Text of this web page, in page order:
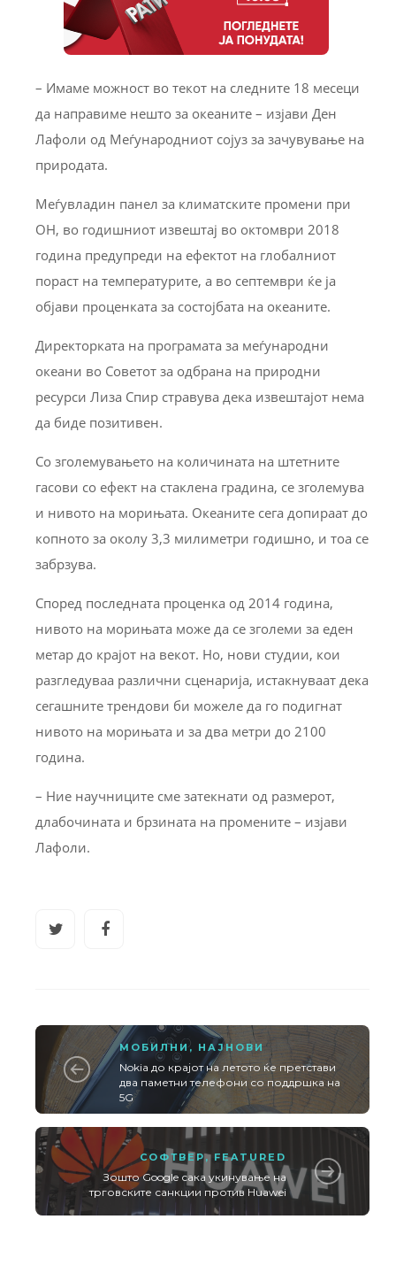
– Имаме можност во текот на следните 18 месеци
да направиме нешто за океаните – изјави Ден
Лафоли од Меѓународниот сојуз за зачувување на
природата.
Меѓувладин панел за климатските промени при
ОН, во годишниот извештај во октомври 2018
година предупреди на ефектот на глобалниот
пораст на температурите, а во септември ќе ја
објави проценката за состојбата на океаните.
Директорката на програмата за меѓународни
океани во Советот за одбрана на природни
ресурси Лиза Спир стравува дека извештајот нема
да биде позитивен.
Со зголемувањето на количината на штетните
гасови со ефект на стаклена градина, се зголемува
и нивото на морињата. Океаните сега допираат до
копното за околу 3,3 милиметри годишно, и тоа се
забрзува.
Според последната проценка од 2014 година,
нивото на морињата може да се зголеми за еден
метар до крајот на векот. Но, нови студии, кои
разгледуваа различни сценарија, истакнуваат дека
сегашните трендови би можеле да го подигнат
нивото на морињата и за два метри до 2100
година.
– Ние научниците сме затекнати од размерот,
длабочината и брзината на промените – изјави
Лафоли.
МОБИЛНИ, НАЈНОВИ
Nokia до крајот на летото ќе претстави
два паметни телефони со поддршка на
5G
СОФТВЕР, FEATURED
Зошто Google сака укинување на
трговските санкции против Huawei